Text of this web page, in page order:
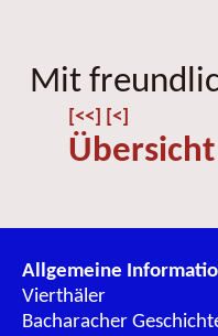
Mit
[<<] [<]
Übersicht
Allgemeine
Vierthäler
Bacharacher